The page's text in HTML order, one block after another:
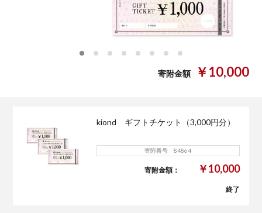
寄附金額 ￥10,000
kiond ギフトチケット（3,000円分）
寄附番号 84864
寄附金額： ￥10,000
終了